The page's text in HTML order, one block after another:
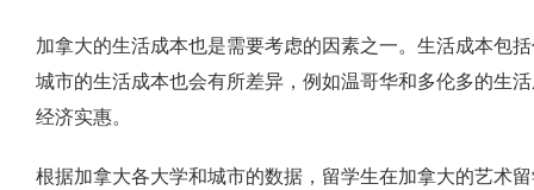
加拿大的生活成本也是需要考虑的因素之一。生活成本包
城市的生活成本也会有所差异，例如温哥华和多伦多的生
经济实惠。
根据加拿大各大学和城市的数据，留学生在加拿大的艺术